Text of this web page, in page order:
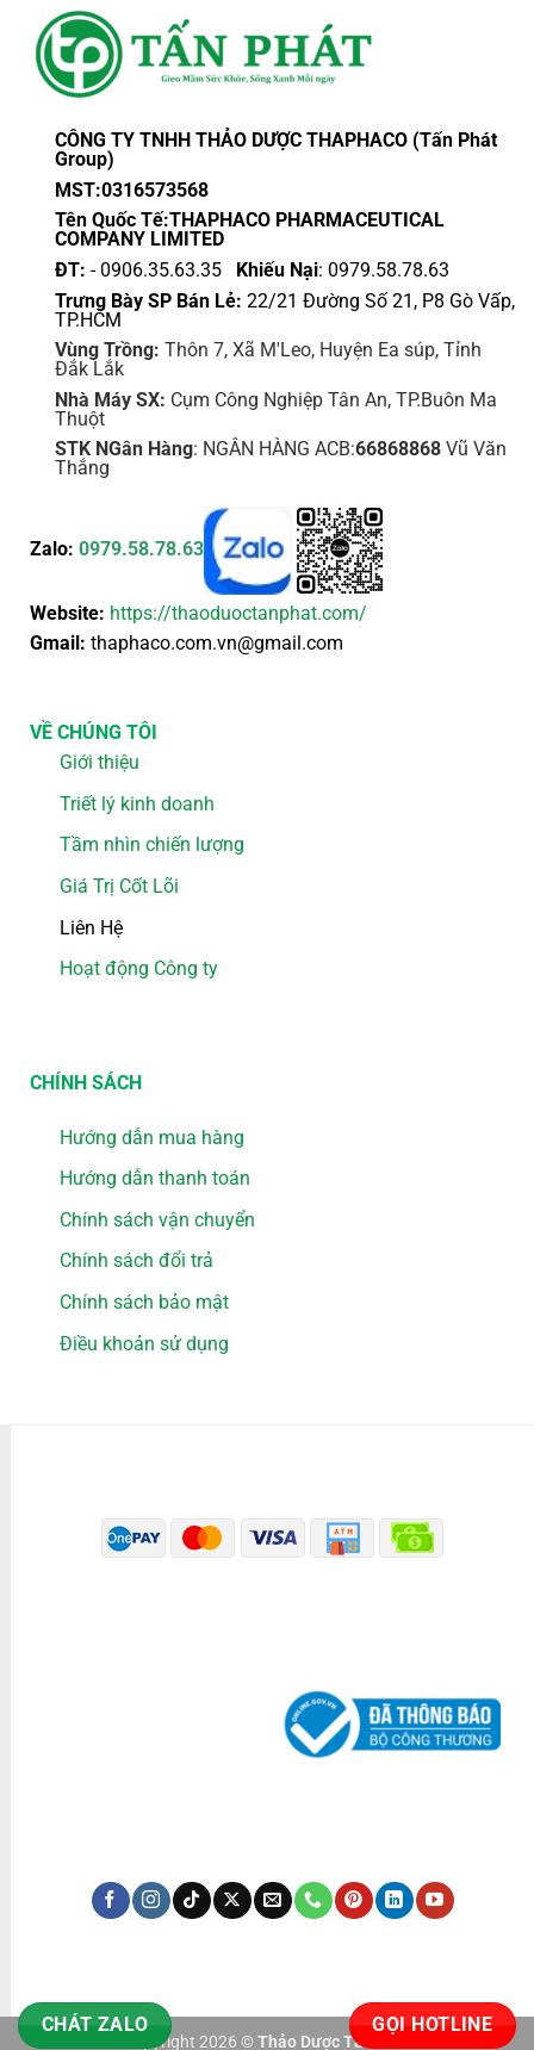
chọn
thể
chọn
trang
phẩm
thể
được
trang
phẩm
CÔNG TY TNHH THẢO DƯỢC THAPHACO (Tấn Phát
Group)
MST:0316573568
Tên Quốc Tế:THAPHACO PHARMACEUTICAL
COMPANY LIMITED
ĐT: - 0906.35.63.35 Khiếu Nại: 0979.58.78.63
Trưng Bày SP Bán Lẻ: 22/21 Đường Số 21, P8 Gò Vấp,
TP.HCM
Vùng Trồng: Thôn 7, Xã M'Leo, Huyện Ea súp, Tỉnh
Đắk Lắk
Nhà Máy SX: Cụm Công Nghiệp Tân An, TP.Buôn Ma
Thuột
STK NGân Hàng: NGÂN HÀNG ACB:66868868Vũ Văn
Thắng
Zalo: 0979.58.78.63
Website: https://thaoduoctanphat.com/
Gmail: thaphaco.com.vn@gmail.com
VỀ CHÚNG TÔI
Giới thiệu
Triết lý kinh doanh
Tầm nhìn chiến lượng
Giá Trị Cốt Lõi
Liên Hệ
Hoạt động Công ty
CHÍNH SÁCH
Hướng dẫn mua hàng
Hướng dẫn thanh toán
Chính sách vận chuyển
Chính sách đổi trả
Chính sách bảo mật
Điều khoản sử dụng
CHÁT ZALO GỌI HOTLINE
Copyright 2026 © Thảo Dược Tấn Phát